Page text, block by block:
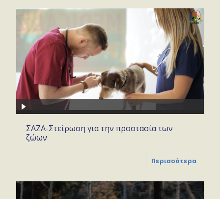
ΣΑΖΑ-Στείρωση για την προστασία των
ζώων
Περισσότερα